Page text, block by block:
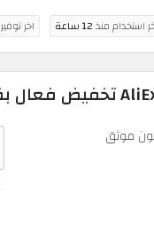
استخدام منذ12 ساعة اخر توفير
موثق